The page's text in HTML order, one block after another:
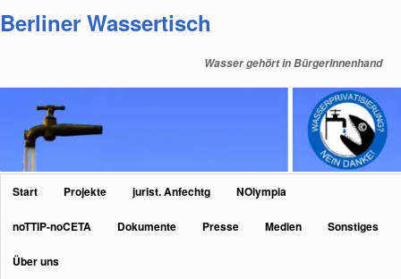
primären
Berliner Wassertisch
Wasser gehört in BürgerInnenhand
Hauptmenü
Start Projekte jurist. Anfechtg NOlympia
noTTIP-noCETA Dokumente Presse Medien Sonstiges
Über uns